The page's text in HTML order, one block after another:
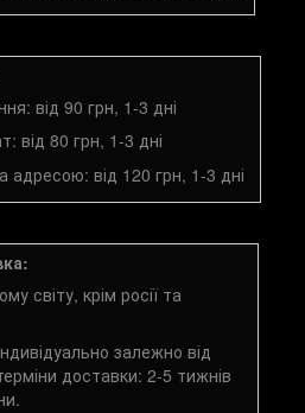
від 90 грн, 1-3 дні
від 80 грн, 1-3 дні
адресою: від 120 грн, 1-3 дні
світу, крім росії та
залежно від
доставки: 2-5 тижнів